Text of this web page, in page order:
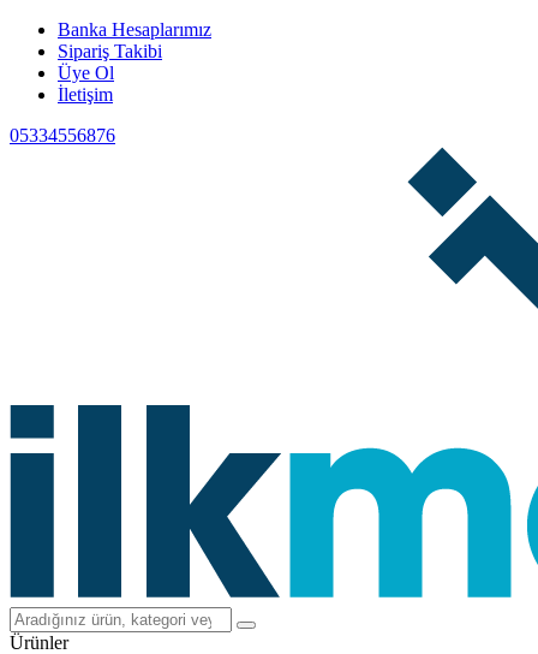
Banka Hesaplarımız
Sipariş Takibi
Üye Ol
İletişim
05334556876
Ürünler